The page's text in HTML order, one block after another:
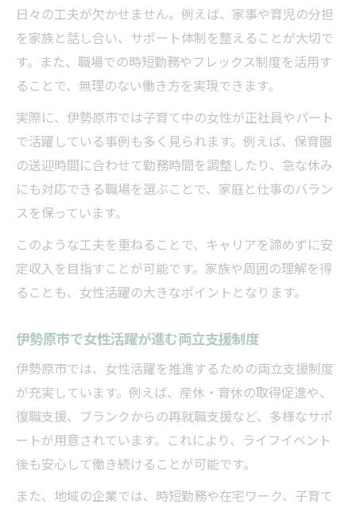
日々の工夫が欠かせません。例えば、家事や育児の分担
を家族と話し合い、サポート体制を整えることが大切で
す。また、職場での時短勤務やフレックス制度を活用す
ることで、無理のない働き方を実現できます。
実際に、伊勢原市では子育て中の女性が正社員やパート
で活躍している事例も多く見られます。例えば、保育園
の送迎時間に合わせて勤務時間を調整したり、急な休み
にも対応できる職場を選ぶことで、家庭と仕事のバラン
スを保っています。
このような工夫を重ねることで、キャリアを諦めずに安
定収入を目指すことが可能です。家族や周囲の理解を得
ることも、女性活躍の大きなポイントとなります。
伊勢原市で女性活躍が進む両立支援制度
伊勢原市では、女性活躍を推進するための両立支援制度
が充実しています。例えば、産休・育休の取得促進や、
復職支援、ブランクからの再就職支援など、多様なサポ
ートが用意されています。これにより、ライフイベント
後も安心して働き続けることが可能です。
また、地域の企業では、時短勤務や在宅ワーク、子育て